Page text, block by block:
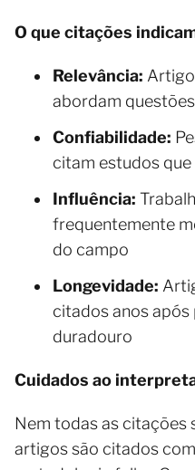
O que citações
Relevância:
abordam
Confiabilidade:
citam estudos
Influência:
frequentemente
do campo
Longevidade:
citados anos
duradouro
Cuidados ao
Nem todas as citações
artigos são citados